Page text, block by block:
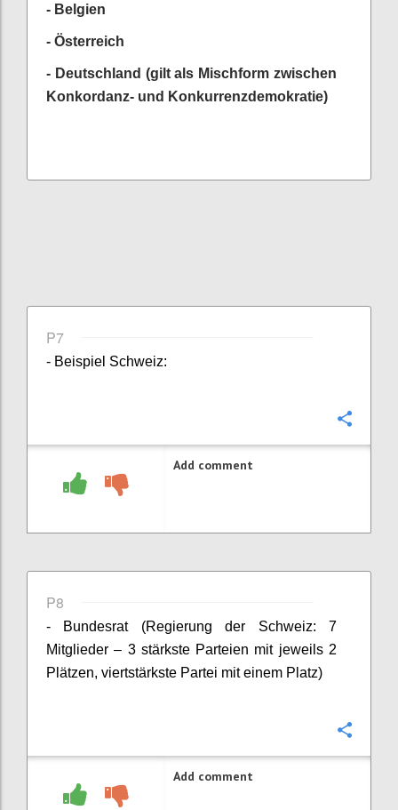
- Belgien
- Österreich
- Deutschland (gilt als Mischform zwischen
Konkordanz- und Konkurrenzdemokratie)
P7
- Beispiel Schweiz:
Add comment
P8
- Bundesrat (Regierung der Schweiz: 7
Mitglieder – 3 stärkste Parteien mit jeweils 2
Plätzen, viertstärkste Partei mit einem Platz)
Add comment